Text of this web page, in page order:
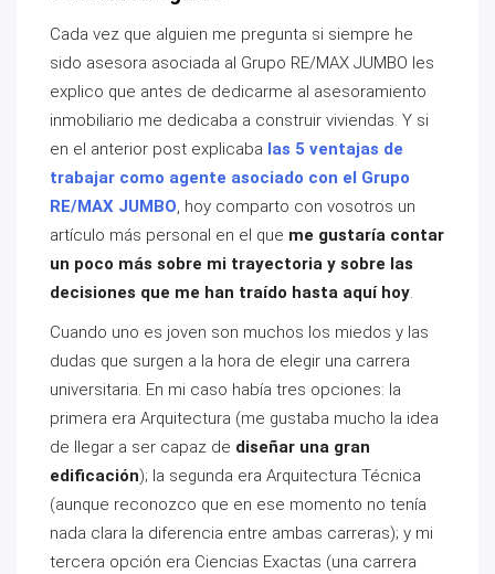
Cada vez que alguien me pregunta si siempre he
sido asesora asociada al Grupo RE/MAX JUMBO les
explico que antes de dedicarme al asesoramiento
inmobiliario me dedicaba a construir viviendas. Y si
en el anterior post explicaba las 5 ventajas de
trabajar como agente asociado con el Grupo
RE/MAX JUMBO, hoy comparto con vosotros un
artículo más personal en el que me gustaría contar
un poco más sobre mi trayectoria y sobre las
decisiones que me han traído hasta aquí hoy.
Cuando uno es joven son muchos los miedos y las
dudas que surgen a la hora de elegir una carrera
universitaria. En mi caso había tres opciones: la
primera era Arquitectura (me gustaba mucho la idea
de llegar a ser capaz de diseñar una gran
edificación); la segunda era Arquitectura Técnica
(aunque reconozco que en ese momento no tenía
nada clara la diferencia entre ambas carreras); y mi
tercera opción era Ciencias Exactas (una carrera